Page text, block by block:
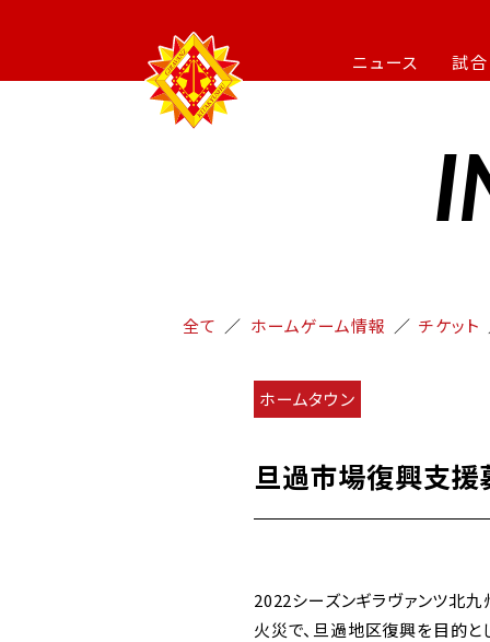
ニュース 試合
全て ホームゲーム情報 チケット
ホームタウン
旦過市場復興支援
2022シーズンギラヴァンツ北
火災で、旦過地区復興を目的と